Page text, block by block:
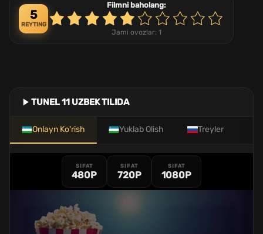
5
REYTING
Filmni baholang:
Jami ovozlar: 1
TUNEL 11 UZBEK TILIDA
Onlayn Ko'rish Yuklab Olish Treyler
SIFAT
480P
SIFAT
720P
SIFAT
1080P